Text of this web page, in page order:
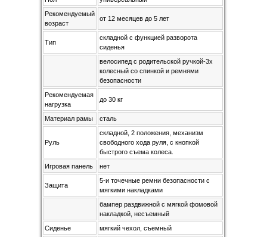
Рекомендуемый
возраст
от 12 месяцев до 5 лет
Тип
складной c функцией разворота
сиденья
велосипед с родительской ручкой-3х
колесный со спинкой и ремнями
безопасности
Рекомендуемая
нагрузка
до 30 кг
Материал рамы сталь
Руль
складной, 2 положения, механизм
свободного хода руля, с кнопкой
быстрого съема колеса.
Игровая панель
нет
Защита
5-и точечные ремни безопасности с
мягкими накладками
бампер раздвижной с мягкой фомовой
накладкой, несъемный
Сиденье
мягкий чехол, съемный